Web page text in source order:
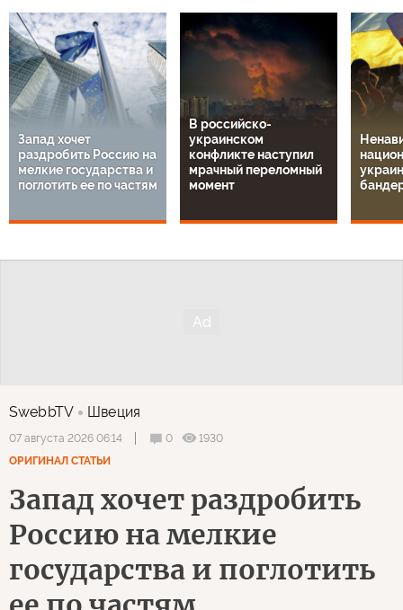
Запад хочет
раздробить Россию на
мелкие государства и
поглотить ее по частям
В российско-
украинском
конфликте наступил
мрачный переломный
момент
SwebbTV Швеция
07 августа 2026 06:14 0
1930
ОРИГИНАЛ СТАТЬИ
Запад хочет раздробить
Россию на мелкие
государства и поглотить